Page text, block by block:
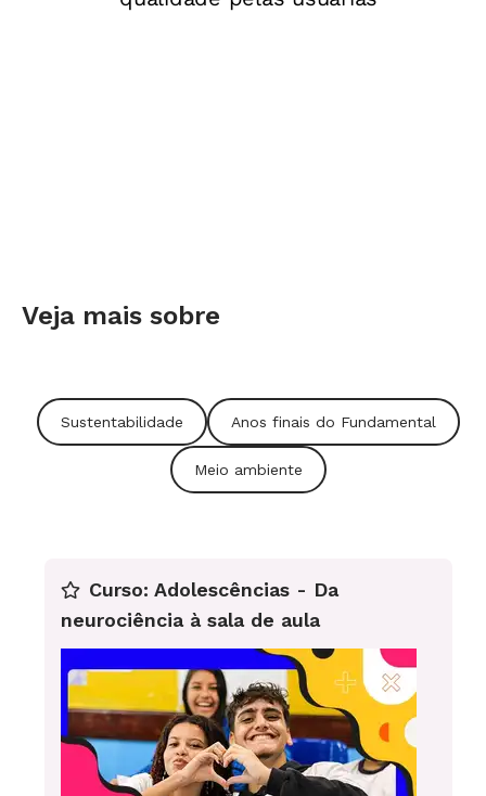
Veja mais sobre
Sustentabilidade Anos finais do Fundamental
Meio ambiente
Curso: Adolescências - Da
neurociência à sala de aula